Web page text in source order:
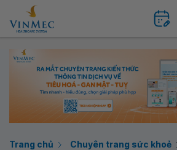
Trang chủ
Chuyên trang sức khoẻ